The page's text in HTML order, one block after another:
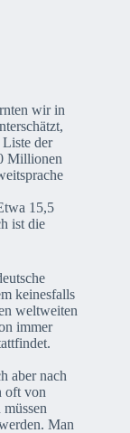
wir in
der
Millionen
15,5
ist die
keinesfalls
weltweiten
immer
aber nach
oft von
Man